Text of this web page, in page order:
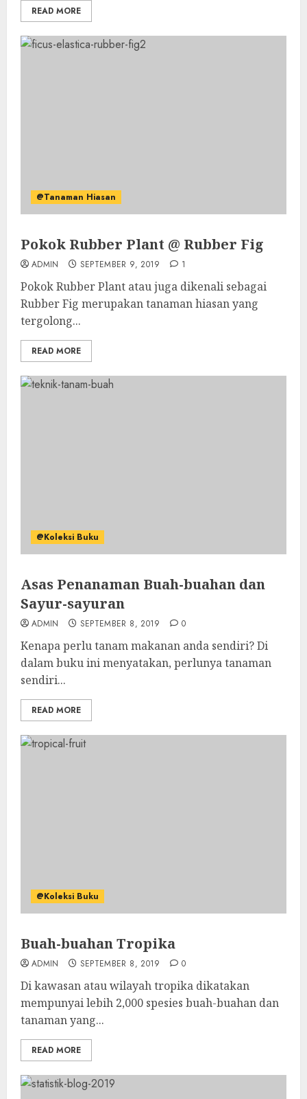
READ MORE
@Tanaman Hiasan
Pokok Rubber Plant @ Rubber Fig
ADMIN SEPTEMBER 9, 2019 1
Pokok Rubber Plant atau juga dikenali sebagai
Rubber Fig merupakan tanaman hiasan yang
tergolong...
READ MORE
@Koleksi Buku
Asas Penanaman Buah-buahan dan
Sayur-sayuran
ADMIN SEPTEMBER 8, 2019 0
Kenapa perlu tanam makanan anda sendiri? Di
dalam buku ini menyatakan, perlunya tanaman
sendiri...
READ MORE
@Koleksi Buku
Buah-buahan Tropika
ADMIN SEPTEMBER 8, 2019 0
Di kawasan atau wilayah tropika dikatakan
mempunyai lebih 2,000 spesies buah-buahan dan
tanaman yang...
READ MORE